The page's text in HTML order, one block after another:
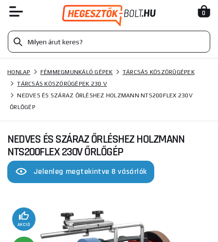
0
HONLAP FÉMMEGMUNKÁLÓ GÉPEK
TÁRCSÁS KÖSZÖRŰGÉPEK
TÁRCSÁS KÖSZÖRŰGÉPEK 230 V
NEDVES ÉS SZÁRAZ ŐRLÉSHEZ HOLZMANN NTS200FLEX 230V
ŐRLŐGÉP
NEDVES ÉS SZÁRAZ ŐRLÉSHEZ HOLZMANN
NTS200FLEX 230V ŐRLŐGÉP
Jelenleg megtekintve 8 vásárlók
AKCIÓ